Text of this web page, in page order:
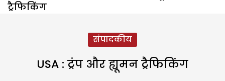
ट्रैफिकिंग
संपादकीय
USA : ट्रंप और ह्यूमन ट्रैफिकिंग